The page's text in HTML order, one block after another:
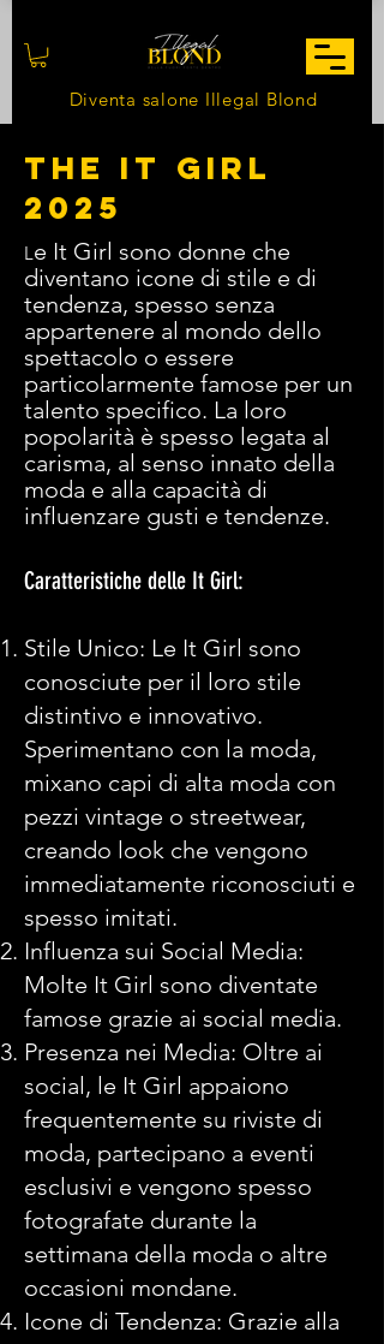
Diventa salone Illegal Blond
THE IT GIRL
2025
Le It Girl sono donne che
diventano icone di stile e di
tendenza, spesso senza
appartenere al mondo dello
spettacolo o essere
particolarmente famose per un
talento specifico. La loro
popolarità è spesso legata al
carisma, al senso innato della
moda e alla capacità di
influenzare gusti e tendenze.
Caratteristiche delle It Girl:
Stile Unico: Le It Girl sono
conosciute per il loro stile
distintivo e innovativo.
Sperimentano con la moda,
mixano capi di alta moda con
pezzi vintage o streetwear,
creando look che vengono
immediatamente riconosciuti e
spesso imitati.
Influenza sui Social Media:
Molte It Girl sono diventate
famose grazie ai social media.
Presenza nei Media: Oltre ai
social, le It Girl appaiono
frequentemente su riviste di
moda, partecipano a eventi
esclusivi e vengono spesso
fotografate durante la
settimana della moda o altre
occasioni mondane.
Icone di Tendenza: Grazie alla